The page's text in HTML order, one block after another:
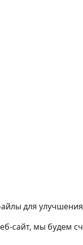
для
сайт, мы будем